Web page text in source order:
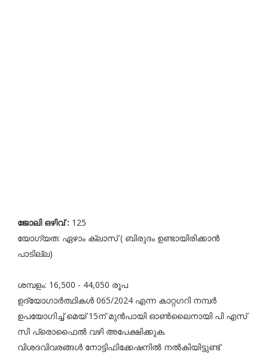
ജോലി ഒഴിവ് : 125
യോഗ്യത: ഏഴാം ക്ലാസ് ( ബിരുദം ഉണ്ടായിരിക്കാൻ
പാടില്ല)
ശമ്പളം: 16,500 - 44,050 രൂപ
ഉദ്യോഗാർത്ഥികൾ 065/2024 എന്ന കാറ്റഗറി നമ്പർ
ഉപയോഗിച്ച് മെയ് 15ന് മുൻപായി ഓൺലൈനായി പി എസ്
സി പ്രൊഫൈൽ വഴി അപേക്ഷിക്കുക.
വിശദവിവരങ്ങൾ നോട്ടിഫിക്കേഷനിൽ നൽകിയിട്ടുണ്ട്